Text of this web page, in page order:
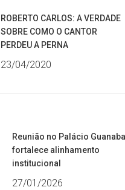
ROBERTO CARLOS: A VERDADE
SOBRE COMO O CANTOR
PERDEU A PERNA
23/04/2020
Reunião no Palácio
fortalece alinhamento
institucional
27/01/2026